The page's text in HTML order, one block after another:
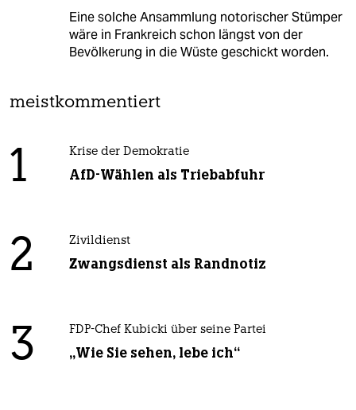
Eine solche Ansammlung notorischer Stümper
wäre in Frankreich schon längst von der
Bevölkerung in die Wüste geschickt worden.
meistkommentiert
1 Krise der Demokratie
AfD-Wählen als Triebabfuhr
2 Zivildienst
Zwangsdienst als Randnotiz
3 FDP-Chef Kubicki über seine Partei
„Wie Sie sehen, lebe ich“